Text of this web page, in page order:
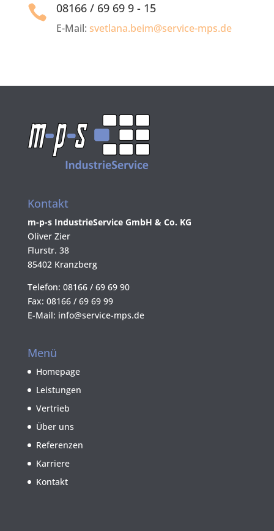
 08166 / 69 69 9 - 15
E-Mail: svetlana.beim@service-mps.de
Kontakt
m-p-s IndustrieService GmbH & Co. KG
Oliver Zier
Flurstr. 38
85402 Kranzberg
Telefon: 08166 / 69 69 90
Fax: 08166 / 69 69 99
E-Mail: info@service-mps.de
Menü
Homepage
Leistungen
Vertrieb
Über uns
Referenzen
Karriere
Kontakt